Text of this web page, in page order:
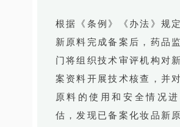
根据《条例》《办法》规
新原料完成备案后，药品
门将组织技术审评机构对
案资料开展技术核查，并
原料的使用和安全情况
估，发现已备案化妆品新